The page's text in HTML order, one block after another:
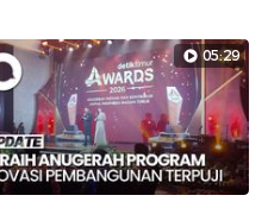
05:29